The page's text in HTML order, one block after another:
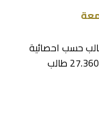
عدد طلابها ما يقارب 30.250 طالب حسب احصائية
الجامعة لعام 2019 -2020 , وما يقارب 27.360 طالب